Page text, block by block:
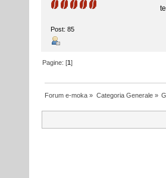
Post: 85
Pagine: [1]
Forum e-moka » Categoria Generale»